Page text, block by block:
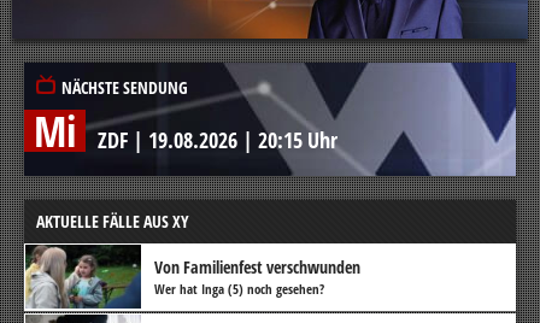
NÄCHSTE SENDUNG
Mi ZDF | 19.08.2026 | 20:15 Uhr
AKTUELLE FÄLLE AUS XY
Von Familienfest verschwunden
Wer hat Inga (5) noch gesehen?